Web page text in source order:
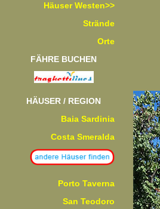
Häuser Westen>>
Strände
Orte
FÄHRE BUCHEN
HÄUSER / REGION
Baia Sardinia
Costa Smeralda
Porto Taverna
San Teodoro